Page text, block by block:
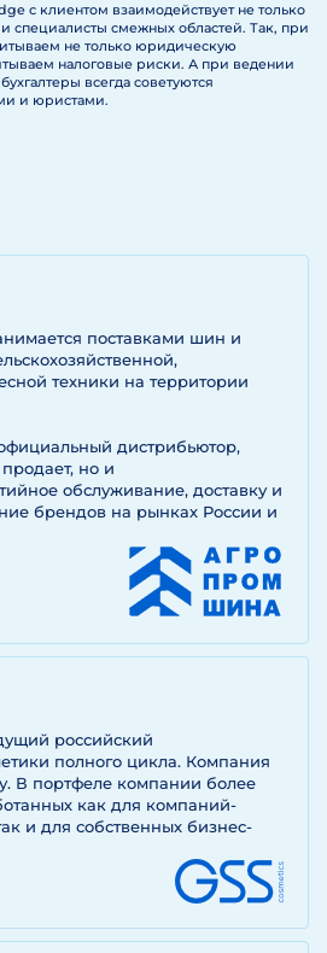
с клиентом взаимодействует не только
специалисты смежных областей. Так, при
не только юридическую
налоговые риски. А при ведении
всегда советуются
и юристами.
поставками шин и
техники на территории
дистрибьютор,
но и
обслуживание, доставку и
брендов на рынках России и
российский
полного цикла. Компания
В портфеле компании более
как для компаний-
и для собственных бизнес-